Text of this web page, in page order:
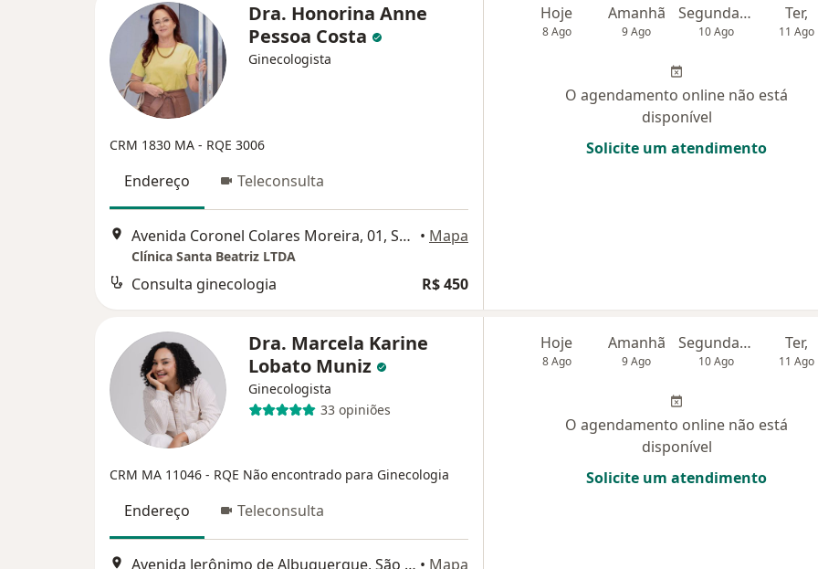
Dra. Honorina Anne
Pessoa Costa
Ginecologista
CRM 1830 MA - RQE 3006
Endereço Teleconsulta
Avenida Coronel Colares Moreira, 01, São Luís • Mapa
Clínica Santa Beatriz LTDA
Consulta ginecologia R$ 450
Hoje
8 Ago
Amanhã
9 Ago
Segunda-feira
10 Ago
Ter,
11 Ago
O agendamento online não está
disponível
Solicite um atendimento
Dra. Marcela Karine
Lobato Muniz
Ginecologista
33 opiniões
CRM MA 11046 - RQE Não encontrado para Ginecologia
Endereço Teleconsulta
Avenida Jerônimo de Albuquerque, São Luís • Mapa
Hoje
8 Ago
Amanhã
9 Ago
Segunda-feira
10 Ago
Ter,
11 Ago
O agendamento online não está
disponível
Solicite um atendimento